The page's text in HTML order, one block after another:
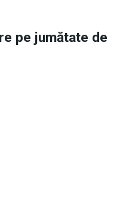
pe jumătate de